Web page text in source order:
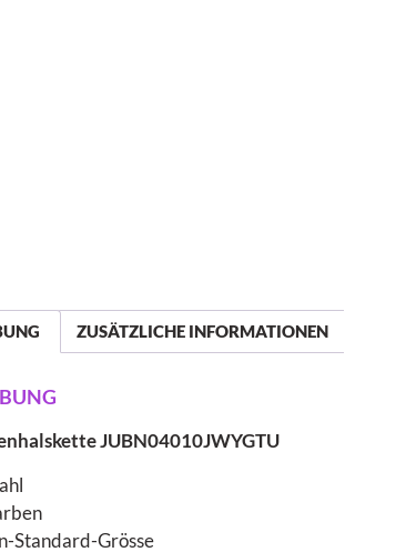
ZUSÄTZLICHE INFORMATIONEN
JUBN04010JWYGTU
Standard-Grösse